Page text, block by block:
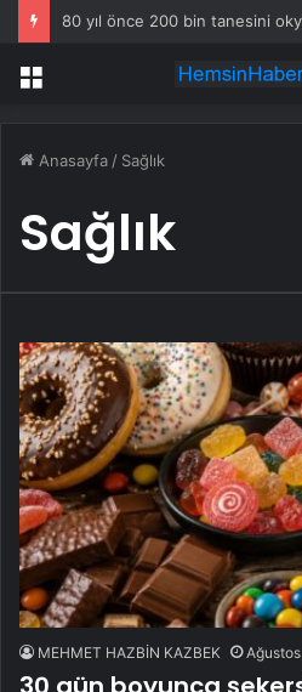
Menü
Anasayfa / Sağlık
Sağlık
MEHMET HAZBİN KAZBEK